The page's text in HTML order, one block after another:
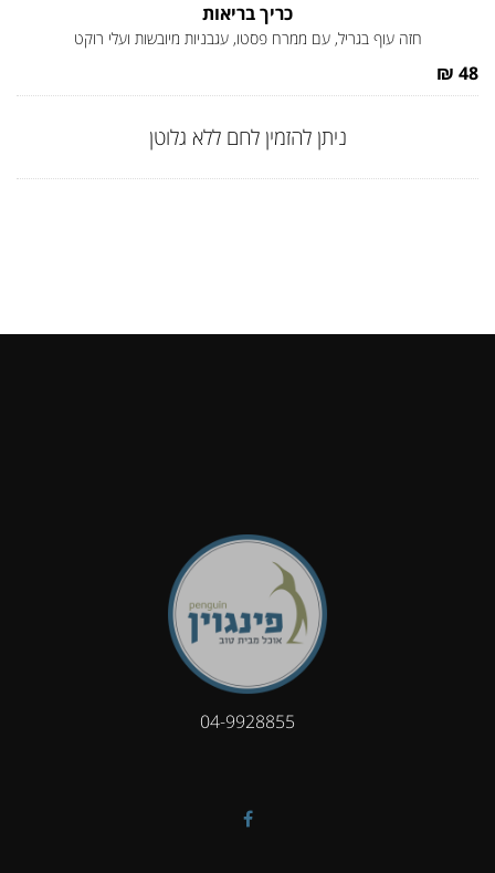
כריך בריאות
חזה עוף בגריל, עם ממרח פסטו, עגבניות מיובשות ועלי רוקט
48 ₪
ניתן להזמין לחם ללא גלוטן
04-9928855